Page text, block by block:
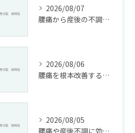
2026/08/07
腰痛から産後の不調まで整骨院で根本改善する方法
2026/08/06
腰痛を根本改善する整骨院の施術とアドバイスの重要性
2026/08/05
腰痛や産後不調に効く整骨院の施術と姿勢改善法